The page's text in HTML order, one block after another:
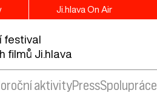
Ji.hlava On Air
festival
filmů Ji.hlava
aktivityPressSpolupráce